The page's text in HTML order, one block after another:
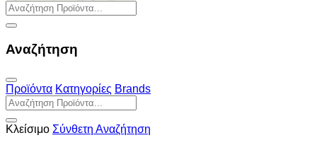
Αναζήτηση
Προϊόντα Κατηγορίες Brands
Κλείσιμο Σύνθετη Αναζήτηση